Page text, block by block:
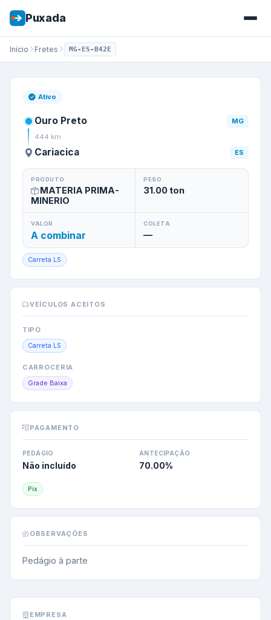
Puxada
Início Fretes MG-ES-B42E
Frete de
Ativo
Ouro Preto
MG
444 km
Cariacica ES
PRODUTO
MATERIA PRIMA-
MINERIO
PESO
31.00ton
VALOR
A combinar
COLETA
—
Carreta LS
VEÍCULOS ACEITOS
TIPO
Carreta LS
CARROCERIA
Grade Baixa
PAGAMENTO
PEDÁGIO
Não incluído
ANTECIPAÇÃO
70.00%
Pix
OBSERVAÇÕES
Pedágio à parte
EMPRESA